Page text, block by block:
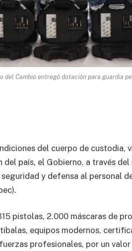
del Cambio entregó dotación para guardia
del cuerpo de custodia,
país, el Gobierno, a través
y defensa al personal
pistolas, 2.000 máscaras de
equipos modernos,
profesionales, por un